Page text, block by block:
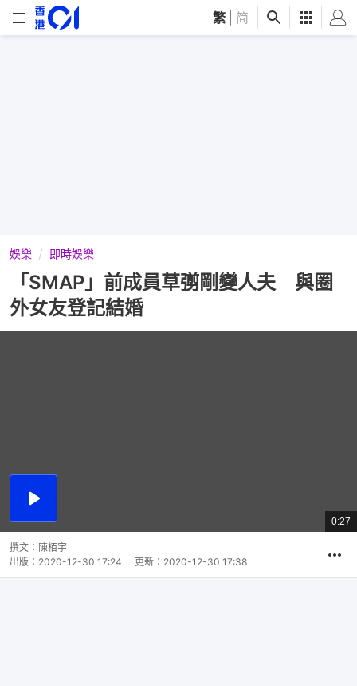
繁 简
娛樂 即時娛樂
「SMAP」前成員草彅剛變人夫 與圈
外女友登記結婚
播
總
共
0:27
撰文： 陳栢宇
出版： 2020-12-30 17:24 更新： 2020-12-30 17:38